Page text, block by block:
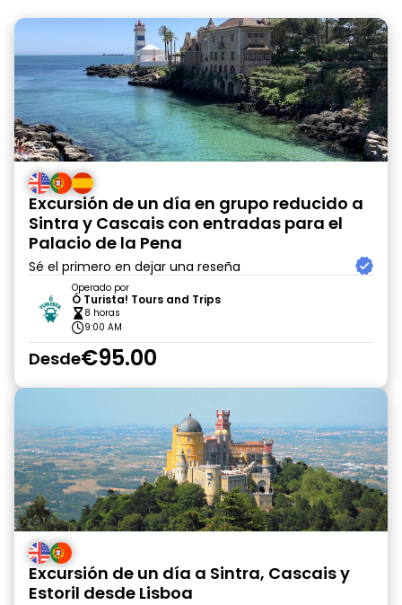
Excursión de un día en grupo reducido a
Sintra y Cascais con entradas para el
Palacio de la Pena
Sé el primero en dejar una reseña
Operado por
Ó Turista! Tours and Trips
8 horas
9:00 AM
Desde€95.00
Excursión de un día a Sintra, Cascais y
Estoril desde Lisboa